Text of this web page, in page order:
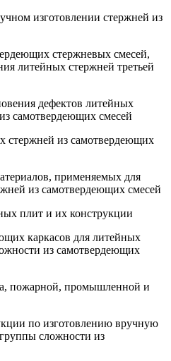
изготовлении стержней из
стержневых смесей,
литейных стержней третьей
дефектов литейных
самотвердеющих смесей
стержней из самотвердеющих
применяемых для
из самотвердеющих смесей
плит и их конструкции
каркасов для литейных
из самотвердеющих
пожарной, промышленной и
по изготовлению вручную
сложности из